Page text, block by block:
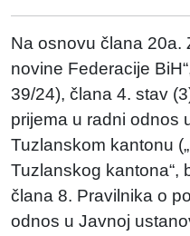
Na osnovu člana 20a.
novine Federacije
39/24), člana 4. stav
prijema u radni odnos
Tuzlanskom kantonu
Tuzlanskog kantona“,
člana 8. Pravilnika o
odnos u Javnoj